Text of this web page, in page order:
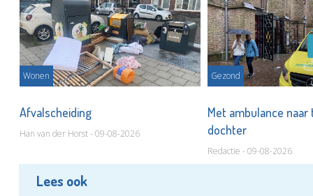
Wonen
Afvalscheiding
Han van der Horst - 09-08-2026
Gezond
Met ambulance
dochter
Redactie - 09-08-2026
Lees ook